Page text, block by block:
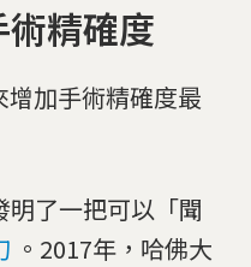
精確度
增加手術精確度最
了一把可以「聞
。2017年，哈佛大